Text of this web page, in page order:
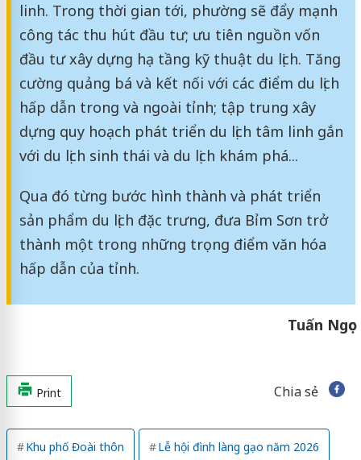
linh. Trong thời gian tới, phường sẽ đẩy mạnh
công tác thu hút đầu tư; ưu tiên nguồn vốn
đầu tư xây dựng hạ tầng kỹ thuật du lịch. Tăng
cường quảng bá và kết nối với các điểm du lịch
hấp dẫn trong và ngoài tỉnh; tập trung xây
dựng quy hoạch phát triển du lịch tâm linh gắn
với du lịch sinh thái và du lịch khám phá...
Qua đó từng bước hình thành và phát triển
sản phẩm du lịch đặc trưng, đưa Bỉm Sơn trở
thành một trong những trọng điểm văn hóa
hấp dẫn của tỉnh.
Tuấn Ngọc
Print Chia sẻ
Khu phố Đoài thôn Lễ hội đình làng gạo năm 2026